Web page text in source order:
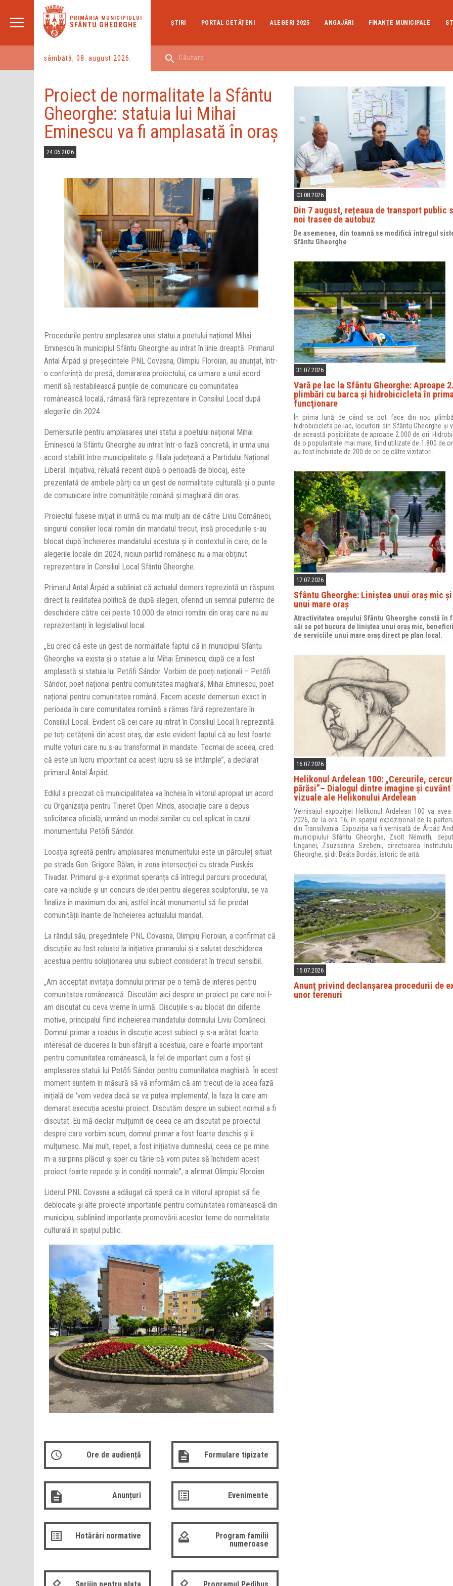
PRIMĂRIA MUNICIPIULUI
SFÂNTU GHEORGHE
sâmbătă, 08. august 2026.
ŞTIRI PORTAL CETĂȚENI ALEGERI 2025 ANGAJĂRI FINANȚE MUNICIPALE
Proiect de normalitate la Sfântu
Gheorghe: statuia lui Mihai
Eminescu va fi amplasată în oraș
24.06.2026
Procedurile pentru amplasarea unei statui a poetului național Mihai
Eminescu în municipiul Sfântu Gheorghe au intrat în linie dreaptă. Primarul
Antal Árpád și președintele PNL Covasna, Olimpiu Floroian, au anunțat, într-
o conferință de presă, demararea proiectului, ca urmare a unui acord
menit să restabilească punțile de comunicare cu comunitatea
românească locală, rămasă fără reprezentare în Consiliul Local după
alegerile din 2024.
Demersurile pentru amplasarea unei statui a poetului național Mihai
Eminescu la Sfântu Gheorghe au intrat într-o fază concretă, în urma unui
acord stabilit între municipalitate și filiala județeană a Partidului Național
Liberal. Inițiativa, reluată recent după o perioadă de blocaj, este
prezentată de ambele părți ca un gest de normalitate culturală și o punte
de comunicare între comunitățile română și maghiară din oraș.
Proiectul fusese inițiat în urmă cu mai mulţi ani de către Liviu Comăneci,
singurul consilier local român din mandatul trecut, însă procedurile s-au
blocat după încheierea mandatului acestuia și în contextul în care, de la
alegerile locale din 2024, niciun partid românesc nu a mai obținut
reprezentare în Consiliul Local Sfântu Gheorghe.
Primarul Antal Árpád a subliniat că actualul demers reprezintă un răspuns
direct la realitatea politică de după alegeri, oferind un semnal puternic de
deschidere către cei peste 10.000 de etnici români din oraș care nu au
reprezentanți în legislativul local.
„Eu cred că este un gest de normalitate faptul că în municipiul Sfântu
Gheorghe va exista și o statuie a lui Mihai Eminescu, după ce a fost
amplasată și statuia lui Petőfi Sándor. Vorbim de poeți naționali – Petőfi
Sándor, poet național pentru comunitatea maghiară, Mihai Eminescu, poet
național pentru comunitatea română. Facem aceste demersuri exact în
perioada în care comunitatea română a rămas fără reprezentare în
Consiliul Local. Evident că cei care au intrat în Consiliul Local îi reprezintă
pe toți cetățenii din acest oraș, dar este evident faptul că au fost foarte
multe voturi care nu s-au transformat în mandate. Tocmai de aceea, cred
că este un lucru important ca acest lucru să se întâmple”, a declarat
primarul Antal Árpád.
Edilul a precizat că municipalitatea va încheia în viitorul apropiat un acord
cu Organizația pentru Tineret Open Minds, asociație care a depus
solicitarea oficială, urmând un model similar cu cel aplicat în cazul
monumentului Petőfi Sándor.
Locația agreată pentru amplasarea monumentului este un părculeț situat
pe strada Gen. Grigore Bălan, în zona intersecției cu strada Puskás
Tivadar. Primarul și-a exprimat speranța că întregul parcurs procedural,
care va include și un concurs de idei pentru alegerea sculptorului, se va
finaliza în maximum doi ani, astfel încât monumentul să fie predat
comunității înainte de încheierea actualului mandat.
La rândul său, președintele PNL Covasna, Olimpiu Floroian, a confirmat că
discuțiile au fost reluate la inițiativa primarului și a salutat deschiderea
acestuia pentru soluționarea unui subiect considerat în trecut sensibil.
„Am acceptat invitația domnului primar pe o temă de interes pentru
comunitatea românească. Discutăm aici despre un proiect pe care noi l-
am discutat cu ceva vreme în urmă. Discuțiile s-au blocat din diferite
motive, principalul fiind încheierea mandatului domnului Liviu Comăneci.
Domnul primar a readus în discuție acest subiect și s-a arătat foarte
interesat de ducerea la bun sfârșit a acestuia, care e foarte important
pentru comunitatea românească, la fel de important cum a fost și
amplasarea statuii lui Petőfi Sándor pentru comunitatea maghiară. În acest
moment suntem în măsură să vă informăm că am trecut de la acea fază
inițială de 'vom vedea dacă se va putea implementa', la faza la care am
demarat execuția acestui proiect. Discutăm despre un subiect normal a fi
discutat. Eu mă declar mulțumit de ceea ce am discutat pe proiectul
despre care vorbim acum, domnul primar a fost foarte deschis și îi
mulțumesc. Mai mult, repet, a fost inițiativa dumnealui, ceea ce pe mine
m-a surprins plăcut și sper cu tărie că vom putea să închidem acest
proiect foarte repede și în condiții normale”, a afirmat Olimpiu Floroian.
Liderul PNL Covasna a adăugat că speră ca în viitorul apropiat să fie
deblocate și alte proiecte importante pentru comunitatea românească din
municipiu, subliniind importanța promovării acestor teme de normalitate
culturală în spațiul public.
Ore de audiență Formulare tipizate
Anunțuri Evenimente
Hotărâri normative
Program familii
numeroase
Sprijin pentru plata
Programul Pedibus
03.08.2026
Din 7 august, rețeaua de transport public
noi trasee de autobuz
De asemenea, din toamnă se modifică întregul
Sfântu Gheorghe
31.07.2026
Vară pe lac la Sfântu Gheorghe: Aproape
plimbări cu barca şi hidrobicicleta în
funcţionare
În prima lună de când se pot face din nou
hidrobicicleta pe lac, locuitorii din Sfântu Gheorghe și
de această posibilitate de aproape 2.000 de ori.
de o popularitate mai mare, fiind utilizate de 1.800 de
au fost închiriate de 200 de ori de către vizitatori.
17.07.2026
Sfântu Gheorghe: Liniștea unui oraș mic
unui mare oraș
Atractivitatea orașului Sfântu Gheorghe constă în
săi se pot bucura de liniștea unui oraș mic,
de serviciile unui mare oraș direct pe plan local.
16.07.2026
Helikonul Ardelean 100: „Cercurile,
părăsi”– Dialogul dintre imagine și
vizuale ale Helikonului Ardelean
Vernisajul expoziției Helikonul Ardelean 100 va
2026, de la ora 16, în spațiul expozițional de la
din Transilvania. Expoziția va fi vernisată de Árpád
municipiului Sfântu Gheorghe, Zsolt Németh,
Ungariei, Zsuzsanna Szebeni, directoarea
Gheorghe, și dr. Beáta Bordás, istoric de artă.
15.07.2026
Anunţ privind declanșarea procedurii de
unor terenuri